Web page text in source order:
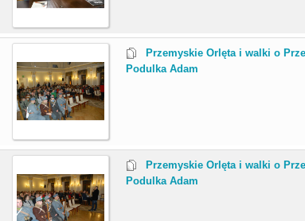
Przemyskie Orlęta i walki o
Podulka Adam
Przemyskie Orlęta i walki o
Podulka Adam